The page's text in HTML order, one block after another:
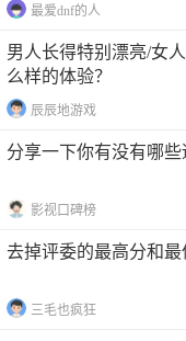
最爱dnf的人
男人长得特别漂亮/女
么样的体验？
辰辰地游戏
分享一下你有没有哪些
影视口碑榜
去掉评委的最高分和最
三毛也疯狂